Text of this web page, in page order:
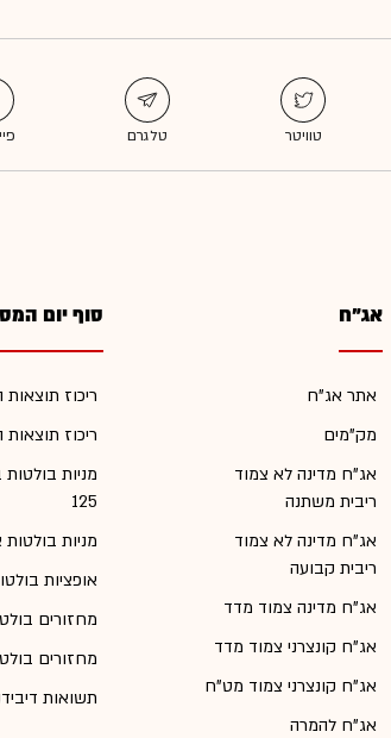
אג"ח
אתר אג"ח
מק"מים
אג"ח מדינה לא צמוד
ריבית משתנה
אג"ח מדינה לא צמוד
ריבית קבועה
אג"ח מדינה צמוד מדד
אג"ח קונצרני צמוד מדד
אג"ח קונצרני צמוד מט"ח
אג"ח להמרה
סוף יום
ריכוז
ריכוז
מניות
125
מניות
אופציות
מחזורים
מחזורים
תשואות